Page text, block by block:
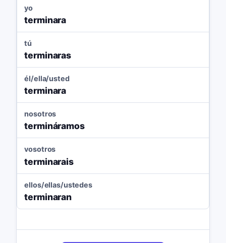
yo
terminara
tú
terminaras
él/ella/usted
terminara
nosotros
termináramos
vosotros
terminarais
ellos/ellas/ustedes
terminaran